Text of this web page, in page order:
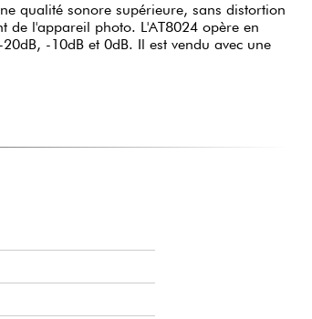
qualité sonore supérieure, sans distortion
de l'appareil photo. L'AT8024 opère en
-10dB et 0dB. Il est vendu avec une